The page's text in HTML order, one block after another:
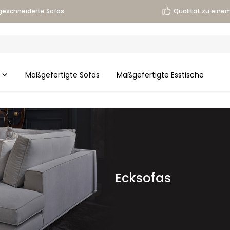
Sofas Qualität zu
Maßgefertigte Sofas Maßgefertigte Esstische
Ecksofas